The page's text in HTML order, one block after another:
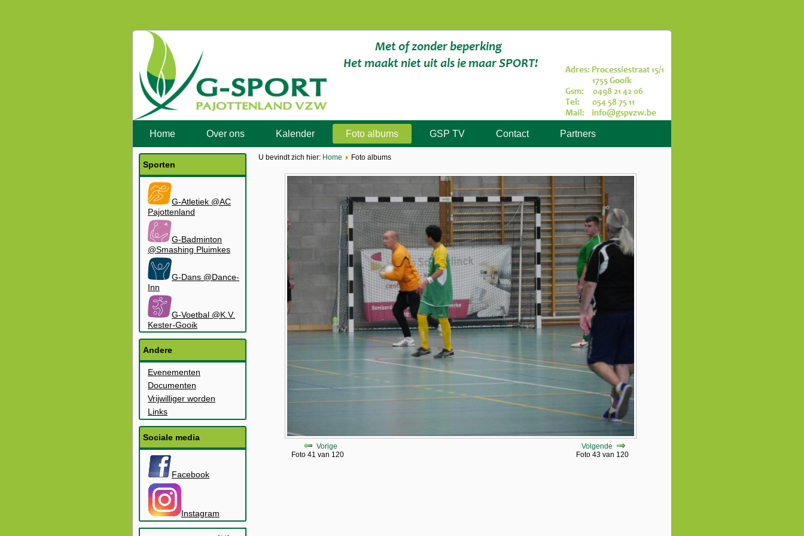
Home Over ons Kalender Foto albums GSP TV Contact Partners
Sporten
G-Atletiek @AC
Pajottenland
G-Badminton
@Smashing Pluimkes
G-Dans @Dance-
Inn
G-Voetbal @K.V.
Kester-Gooik
Andere
Evenementen
Documenten
Vrijwilliger worden
Links
Sociale media
Facebook
Instagram
U bevindt zich hier: Home Foto albums
Vorige
Foto 41 van 120
Volgende
Foto 43 van 120